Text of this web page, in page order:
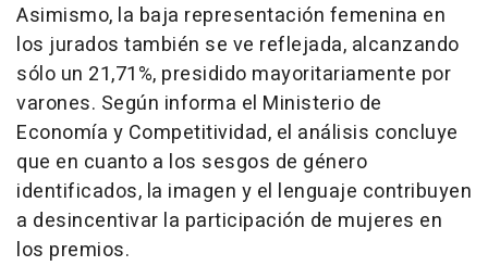
Asimismo, la baja representación femenina en
los jurados también se ve reflejada, alcanzando
sólo un 21,71%, presidido mayoritariamente por
varones. Según informa el Ministerio de
Economía y Competitividad, el análisis concluye
que en cuanto a los sesgos de género
identificados, la imagen y el lenguaje contribuyen
a desincentivar la participación de mujeres en
los premios.